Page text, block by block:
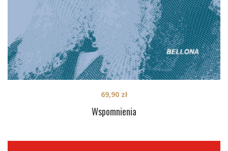
Wspomnienia
69,90 zł